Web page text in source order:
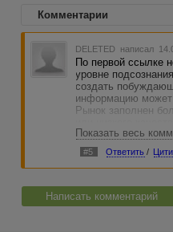
Комментарии
DELETED написал
По первой ссылке
уровне
создать
информацию может
Рынок заполнен
сложившейся
Показать весь
#5 Ответить /
Написать комментарий